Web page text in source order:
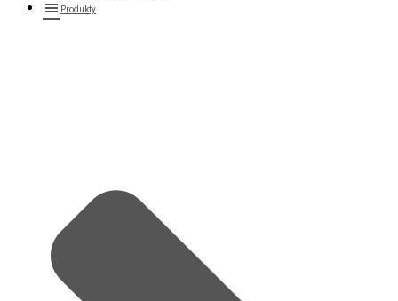
Produkty